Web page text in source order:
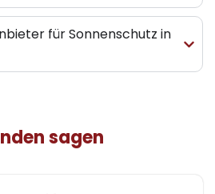
für Sonnenschutz in
sagen